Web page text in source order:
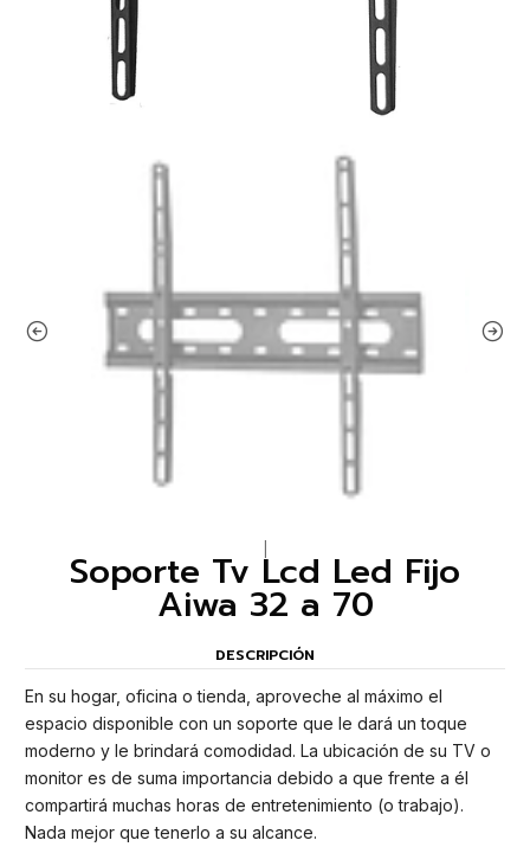
Soporte Tv Lcd Led Fijo
Aiwa 32 a 70
DESCRIPCIÓN
En su hogar, oficina o tienda, aproveche al máximo el
espacio disponible con un soporte que le dará un toque
moderno y le brindará comodidad. La ubicación de su TV o
monitor es de suma importancia debido a que frente a él
compartirá muchas horas de entretenimiento (o trabajo).
Nada mejor que tenerlo a su alcance.